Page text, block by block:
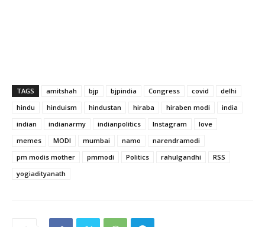
TAGS amitshah bjp bjpindia Congress covid
delhi
hindu
hinduism hindustan hiraba hiraben modi
india
indian
indianarmy indianpolitics Instagram
love
memes
MODI mumbai namo
narendramodi
pm modis mother
pmmodi Politics rahulgandhi
RSS
yogiadityanath